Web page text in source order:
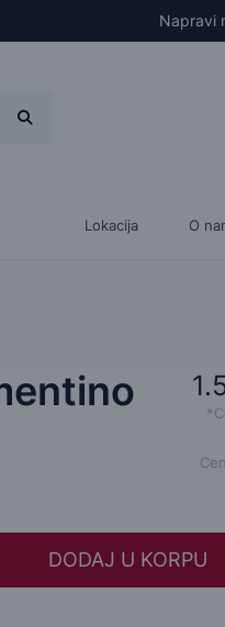
Napravi
Lokacija O
DODAJ U KORPU